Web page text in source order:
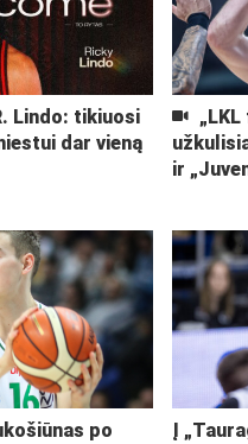
Lindo: tikiuosi
dar vieną
ir
po
Į